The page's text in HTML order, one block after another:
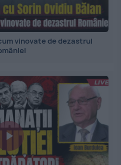
vinovate de dezastrul